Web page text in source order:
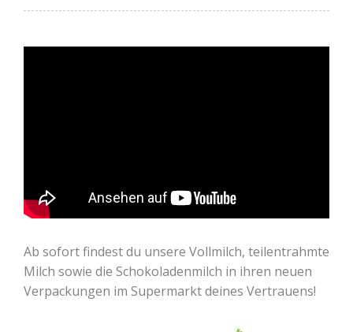
Ab sofort findest du unsere Vollmilch, teilentrahmte
Milch sowie die Schokoladenmilch in ihren neuen
Verpackungen im Supermarkt deines Vertrauens!